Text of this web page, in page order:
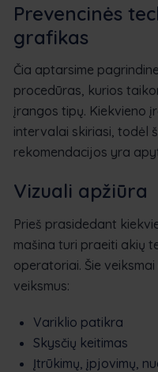
Prevencinės
grafikas
Čia aptarsime
procedūras, kurios
įrangos tipų. Kiekvieno
intervalai skiriasi, todėl
rekomendacijos yra
Vizuali apžiūra
Prieš prasidedant
mašina turi praeiti akių
operatoriai. Šie
veiksmus:
Variklio patikra
Skysčių keitimas
Įtrūkimų, įpjovimų,